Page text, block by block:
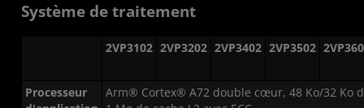
Système de traitement
2VP3102 2VP3202 2VP3402 2VP3502
Processeur
Arm® Cortex® A72 double cœur, 48 Ko/32 Ko